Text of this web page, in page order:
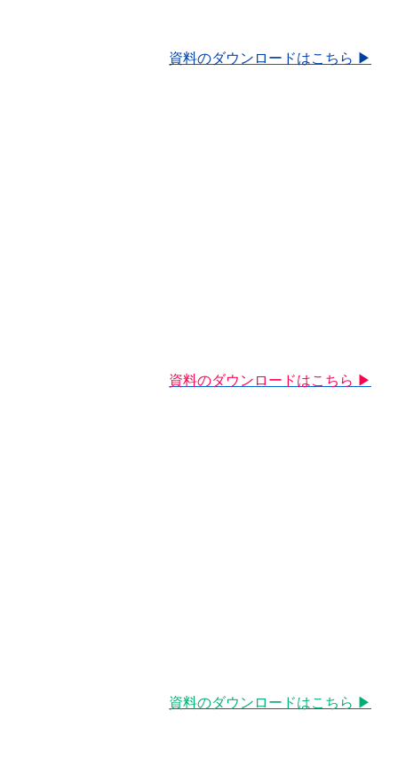
資料のダウンロードはこちら ▶︎
資料のダウンロードはこちら ▶︎
資料のダウンロードはこちら ▶︎